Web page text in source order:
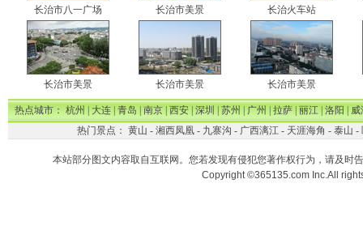
长治市八一广场 长治市美景 长治火车站
长治市美景 长治市美景 长治市美景
热点城市：杭州|大连|青岛|南京|西安|深圳|苏州|广州|拉萨|丽江|洛阳|威
热门景点： 黄山 - 湘西凤凰- 九寨沟 - 广西漓江- 天涯海角 - 泰山 -
本站部分图文内容取自互联网。您若发现有侵犯您著作权行为，请及时
Copyright ©365135.com Inc.All